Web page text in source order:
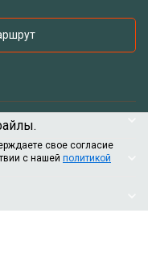
свое согласие
с нашей политикой